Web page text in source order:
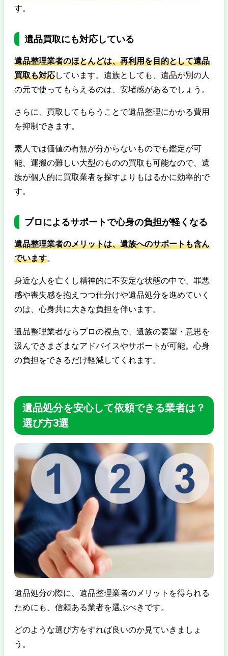
す。
遺品買取にも対応している
遺品整理業者のほとんどは、再利用を目的として遺品
買取も対応しています。遺族としても、遺品が別の人
の元で使ってもらえるのは、安堵感があるでしょう。
さらに、買取してもらうことで遺品整理にかかる費用
を抑制できます。
素人では価値の有無が分からないものでも鑑定が可
能、運搬の難しい大型のものの買取も可能なので、遺
族が個人的に買取業者を探すよりもはるかに効率的で
す。
プロによるサポートで心身の負担が軽くなる
遺品整理業者のメリットは、遺族へのサポートも含ん
でいます。
身近な人を亡くし精神的に不安定な状態の中で、罪悪
感や喪失感を抱えつつ仕分けや遺品処分を進めていく
のは、心身共に大きな負担を伴います。
遺品整理業者ならプロの視点で、遺族の要望・意思を
汲んでさまざまなアドバイスやサポートが可能。心身
の負担をできるだけ軽減してくれます。
遺品処分を安心して依頼できる業者は？
選び方3選
遺品処分の際に、遺品整理業者のメリットを得られる
ためにも、信頼ある業者を選ぶべきです。
どのような選び方をすれば良いのか見ていきましょ
う。